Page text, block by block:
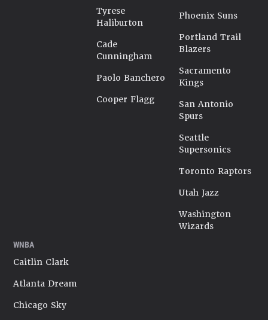
Tyrese
Haliburton
Cade
Cunningham
Paolo Banchero
Cooper Flagg
Phoenix Suns
Portland Trail
Blazers
Sacramento
Kings
San Antonio
Spurs
Seattle
Supersonics
Toronto Raptors
Utah Jazz
Washington
Wizards
WNBA
Caitlin Clark
Atlanta Dream
Chicago Sky